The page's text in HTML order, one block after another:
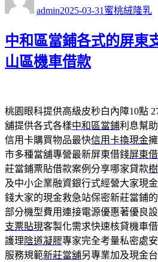
admin佈
期:
2025-03-31 類
蜜桃絨隆乳
中和區當鋪各式的屏東
山區機車借款
桃園眼科提供高級皮秒白內障10點
舖提供各式各樣中和區當鋪利息幫
信用卡購買物品最快信用卡換現金
市多種當舖專營最新屏東借錢屏東
莊當鋪票貼借款案例分享哪家貸款
及中小企業融資銀行式經營大家現
錢大家的現金救急站保密新莊當鋪
部分機型費用連接電源優惠著優良
支票貼現客製化需求快速核貸機車
護理 陰道凝膠專家完全考量私密處
服務規範新莊當舖另專業加及現金